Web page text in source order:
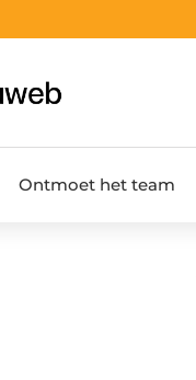
Ontmoet het team